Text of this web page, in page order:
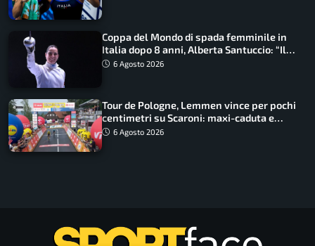
Coppa del Mondo di spada femminile in
Italia dopo 8 anni, Alberta Santuccio: “Il
lavoro dà sempre i suoi frutti”
6 Agosto 2026
Tour de Pologne, Lemmen vince per pochi
centimetri su Scaroni: maxi-caduta e
tappa accorciata
6 Agosto 2026